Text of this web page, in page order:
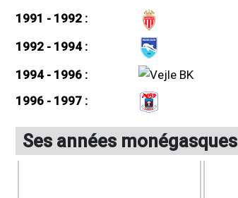
1991 - 1992 :
1992 - 1994 :
1994 - 1996 :
1996 - 1997 :
Ses années monégasques